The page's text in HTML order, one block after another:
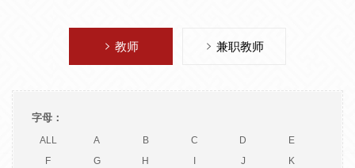
教师 兼职教师
字母：
ALL A B C D
E
F
G H J
K